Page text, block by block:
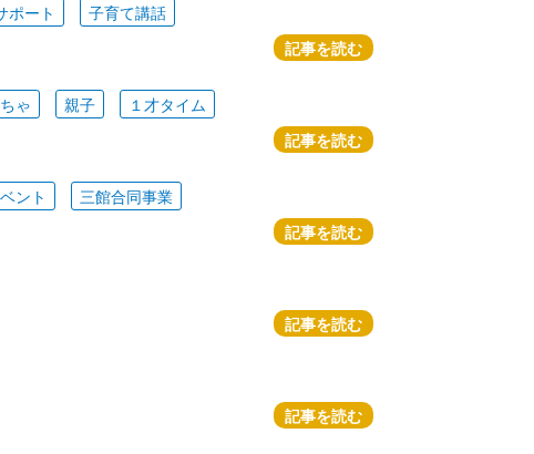
ポート 子育て講話
記事を読む
ゃ 親子 １才タイム
記事を読む
ント 三館合同事業
記事を読む
記事を読む
記事を読む